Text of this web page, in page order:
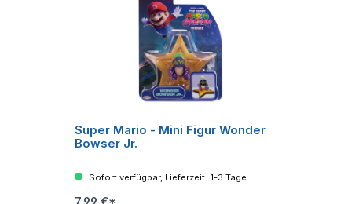
Super Mario - Mini Figur Wonder
Bowser Jr.
Sofort verfügbar, Lieferzeit: 1-3 Tage
7,99 €*